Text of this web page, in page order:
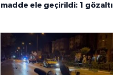
madde ele geçirildi: 1 gözaltı